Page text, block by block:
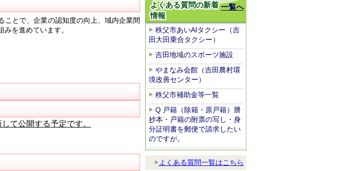
ことで、企業の認知度の向上、域内企業間
を進めています。
て公開する予定です。
一覧へ
よくある質問の新着
情報
秩父市あいAIタクシー（吉
田大田乗合タクシー）
吉田地域のスポーツ施設
やまなみ会館（吉田農村環
境改善センター）
秩父市補助金等一覧
Q 戸籍（除籍・原戸籍）謄
抄本・戸籍の附票の写し・身
分証明書を郵便で請求したい
のですが。
よくある質問一覧はこちら